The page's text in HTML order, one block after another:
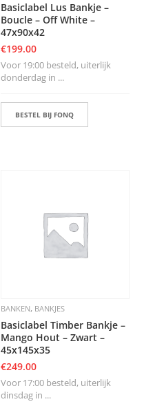
Basiclabel Lus Bankje –
Boucle – Off White –
47x90x42
€199.00
Voor 19:00 besteld, uiterlijk
donderdag in ...
BESTEL BIJ FONQ
BANKEN, BANKJES
Basiclabel Timber Bankje –
Mango Hout – Zwart –
45x145x35
€249.00
Voor 17:00 besteld, uiterlijk
dinsdag in ...